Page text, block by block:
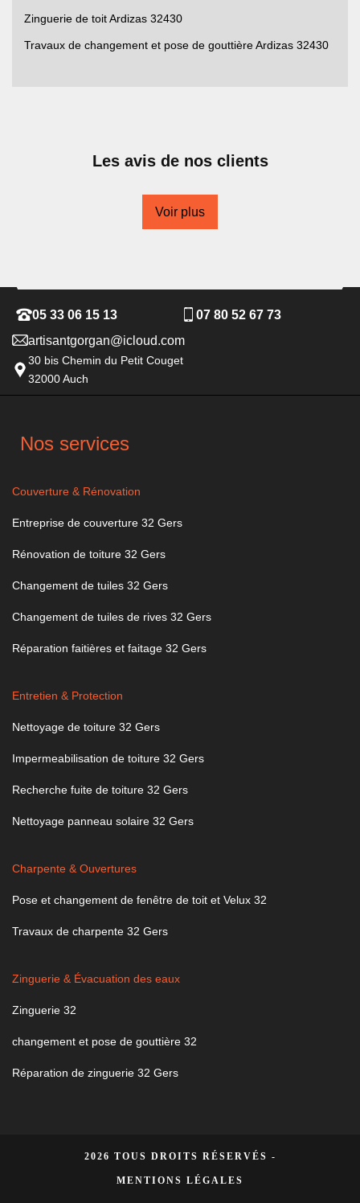
Zinguerie de toit Ardizas 32430
Travaux de changement et pose de gouttière Ardizas 32430
Les avis de nos clients
Voir plus
05 33 06 15 13
07 80 52 67 73
artisantgorgan@icloud.com
30 bis Chemin du Petit Couget
32000 Auch
Nos services
Couverture & Rénovation
Entreprise de couverture 32 Gers
Rénovation de toiture 32 Gers
Changement de tuiles 32 Gers
Changement de tuiles de rives 32 Gers
Réparation faitières et faitage 32 Gers
Entretien & Protection
Nettoyage de toiture 32 Gers
Impermeabilisation de toiture 32 Gers
Recherche fuite de toiture 32 Gers
Nettoyage panneau solaire 32 Gers
Charpente & Ouvertures
Pose et changement de fenêtre de toit et Velux 32
Travaux de charpente 32 Gers
Zinguerie & Évacuation des eaux
Zinguerie 32
changement et pose de gouttière 32
Réparation de zinguerie 32 Gers
2026 TOUS DROITS RÉSERVÉS -
MENTIONS LÉGALES